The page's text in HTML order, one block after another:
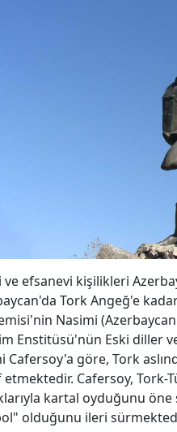
ve efsanevi kişilikleri
Tork Angeğ'e
Nasimi
Enstitüsü'nün Eski diller
Cafersoy'a göre, Tork
Cafersoy, Tork-
kartal oyduğunu
olduğunu ileri